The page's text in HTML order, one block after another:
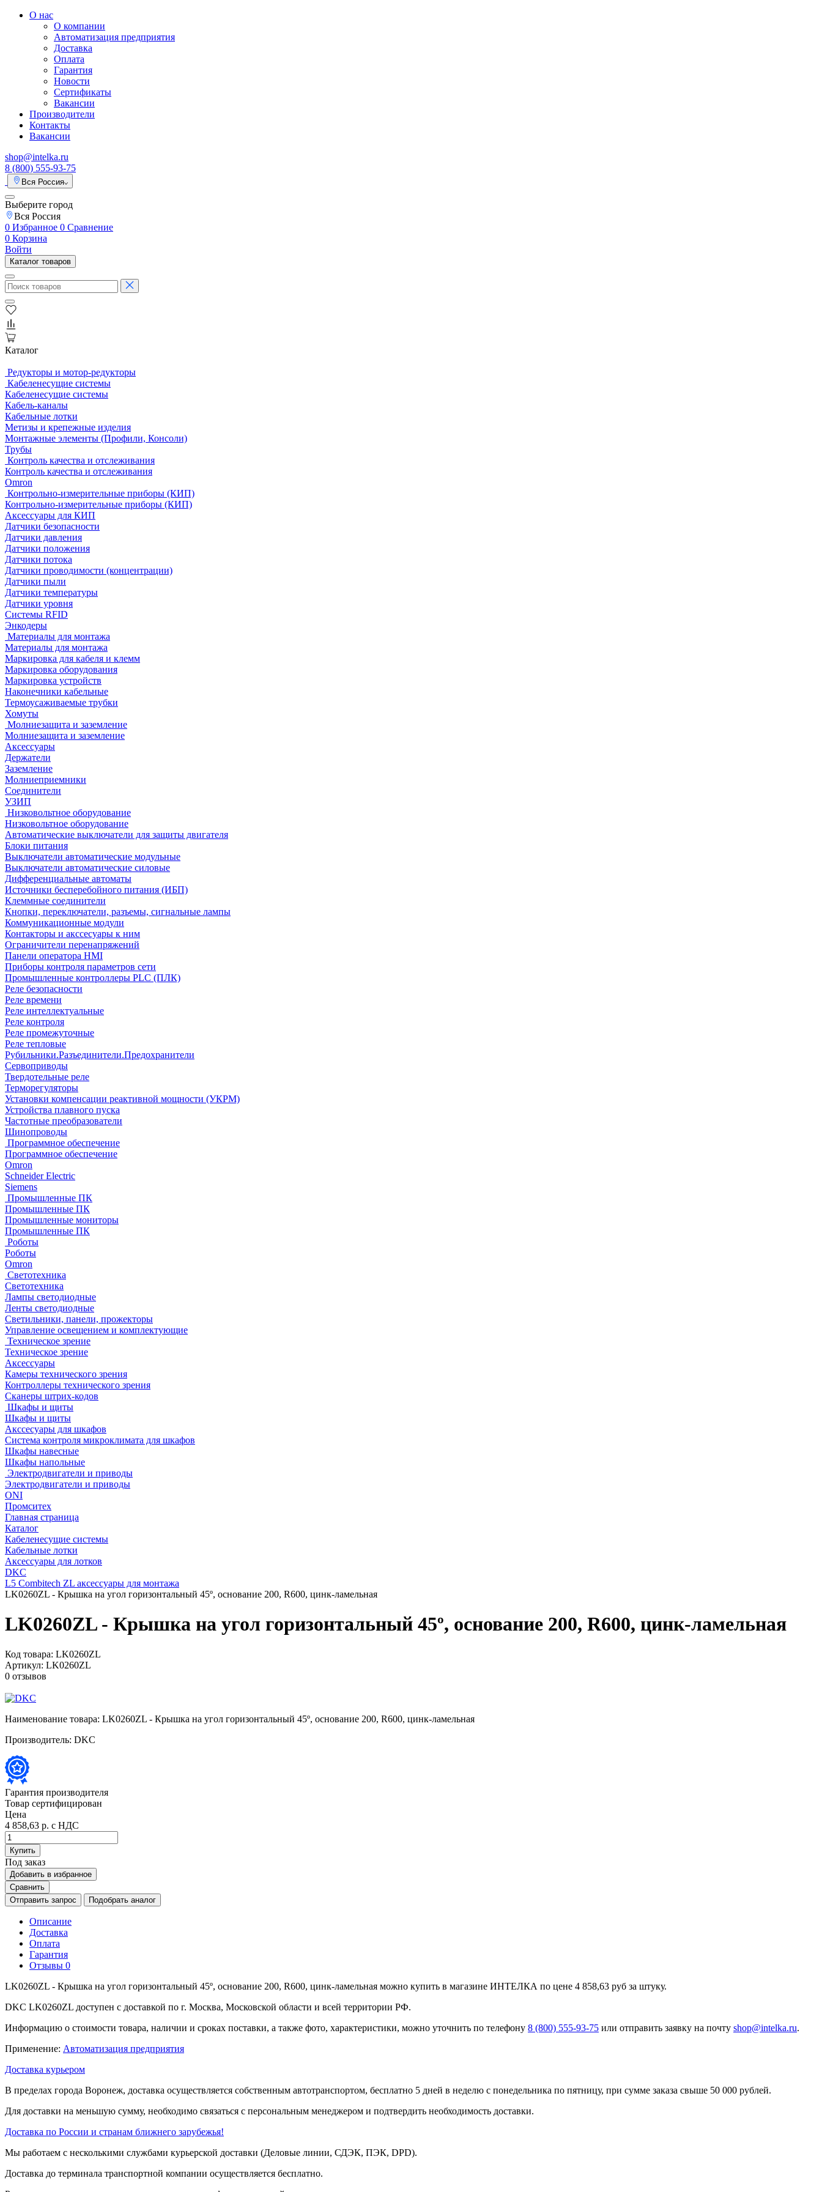
О нас
О компании
Автоматизация предприятия
Доставка
Оплата
Гарантия
Новости
Сертификаты
Вакансии
Производители
Контакты
Вакансии
shop@intelka.ru
8 (800) 555-93-75
Вся Россия
Выберите город
Вся Россия
0 Избранное 0 Сравнение
0 Корзина
Войти
Каталог товаров
Каталог
Редукторы и мотор-редукторы
Кабеленесущие системы
Кабеленесущие системы
Кабель-каналы
Кабельные лотки
Метизы и крепежные изделия
Монтажные элементы (Профили, Консоли)
Трубы
Контроль качества и отслеживания
Контроль качества и отслеживания
Omron
Контрольно-измерительные приборы (КИП)
Контрольно-измерительные приборы (КИП)
Аксессуары для КИП
Датчики безопасности
Датчики давления
Датчики положения
Датчики потока
Датчики проводимости (концентрации)
Датчики пыли
Датчики температуры
Датчики уровня
Системы RFID
Энкодеры
Материалы для монтажа
Материалы для монтажа
Маркировка для кабеля и клемм
Маркировка оборудования
Маркировка устройств
Наконечники кабельные
Термоусаживаемые трубки
Хомуты
Молниезащита и заземление
Молниезащита и заземление
Аксессуары
Держатели
Заземление
Молниеприемники
Соединители
УЗИП
Низковольтное оборудование
Низковольтное оборудование
Автоматические выключатели для защиты двигателя
Блоки питания
Выключатели автоматические модульные
Выключатели автоматические силовые
Дифференциальные автоматы
Источники бесперебойного питания (ИБП)
Клеммные соединители
Кнопки, переключатели, разъемы, сигнальные лампы
Коммуникационные модули
Контакторы и акссесуары к ним
Ограничители перенапряжений
Панели оператора HMI
Приборы контроля параметров сети
Промышленные контроллеры PLC (ПЛК)
Реле безопасности
Реле времени
Реле интеллектуальные
Реле контроля
Реле промежуточные
Реле тепловые
Рубильники.Разъединители.Предохранители
Сервоприводы
Твердотельные реле
Терморегуляторы
Установки компенсации реактивной мощности (УКРМ)
Устройства плавного пуска
Частотные преобразователи
Шинопроводы
Программное обеспечение
Программное обеспечение
Omron
Schneider Electric
Siemens
Промышленные ПК
Промышленные ПК
Промышленные мониторы
Промышленные ПК
Роботы
Роботы
Omron
Светотехника
Светотехника
Лампы светодиодные
Ленты светодиодные
Светильники, панели, прожекторы
Управление освещением и комплектующие
Техническое зрение
Техническое зрение
Аксессуары
Камеры технического зрения
Контроллеры технического зрения
Сканеры штрих-кодов
Шкафы и щиты
Шкафы и щиты
Акссесуары для шкафов
Система контроля микроклимата для шкафов
Шкафы навесные
Шкафы напольные
Электродвигатели и приводы
Электродвигатели и приводы
ONI
Промситех
Главная страница
Каталог
Кабеленесущие системы
Кабельные лотки
Аксессуары для лотков
DKC
L5 Combitech ZL аксессуары для монтажа
LK0260ZL - Крышка на угол горизонтальный 45º, основание 200, R600, цинк-ламельная
LK0260ZL - Крышка на угол горизонтальный 45º, основание 200, R600, цинк-ламельная
Код товара: LK0260ZL
Артикул: LK0260ZL
0 отзывов
Наименование товара: LK0260ZL - Крышка на угол горизонтальный 45º, основание 200, R600, цинк-ламельная
Производитель: DKC
Гарантия производителя
Товар сертифицирован
Цена
4 858,63 р. с НДС
Купить
Под заказ
Добавить в избранное
Сравнить
Отправить запрос
Подобрать аналог
Описание
Доставка
Оплата
Гарантия
Отзывы 0
LK0260ZL - Крышка на угол горизонтальный 45º, основание 200, R600, цинк-ламельная можно купить в магазине ИНТЕЛКА по цене 4 858,63 руб за штуку.
DKC LK0260ZL доступен с доставкой по г. Москва, Московской области и всей территории РФ.
Информацию о стоимости товара, наличии и сроках поставки, а также фото, характеристики, можно уточнить по телефону 8 (800) 555-93-75 или отправить заявку на почту shop@intelka.ru.
Применение: Автоматизация предприятия
Доставка курьером
В пределах города Воронеж, доставка осуществляется собственным автотранспортом, бесплатно 5 дней в неделю с понедельника по пятницу, при сумме заказа свыше 50 000 рублей.
Для доставки на меньшую сумму, необходимо связаться с персональным менеджером и подтвердить необходимость доставки.
Доставка по России и странам ближнего зарубежья!
Мы работаем с несколькими службами курьерской доставки (Деловые линии, СДЭК, ПЭК, DPD).
Доставка до терминала транспортной компании осуществляется бесплатно.